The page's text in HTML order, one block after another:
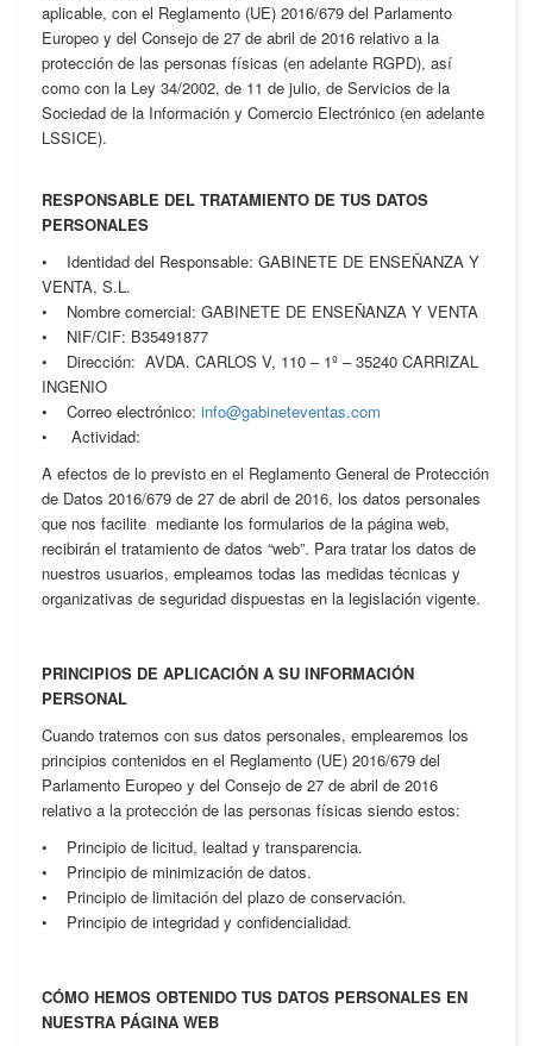
aplicable, con el Reglamento (UE) 2016/679 del Parlamento
Europeo y del Consejo de 27 de abril de 2016 relativo a la
protección de las personas físicas (en adelante RGPD), así
como con la Ley 34/2002, de 11 de julio, de Servicios de la
Sociedad de la Información y Comercio Electrónico (en adelante
LSSICE).
RESPONSABLE DEL TRATAMIENTO DE TUS DATOS
PERSONALES
• Identidad del Responsable: GABINETE DE ENSEÑANZA Y
VENTA, S.L.
• Nombre comercial: GABINETE DE ENSEÑANZA Y VENTA
• NIF/CIF: B35491877
• Dirección: AVDA. CARLOS V, 110 – 1º – 35240 CARRIZAL
INGENIO
• Correo electrónico: info@gabineteventas.com
• Actividad:
A efectos de lo previsto en el Reglamento General de Protección
de Datos 2016/679 de 27 de abril de 2016, los datos personales
que nos facilite mediante los formularios de la página web,
recibirán el tratamiento de datos “web”. Para tratar los datos de
nuestros usuarios, empleamos todas las medidas técnicas y
organizativas de seguridad dispuestas en la legislación vigente.
PRINCIPIOS DE APLICACIÓN A SU INFORMACIÓN
PERSONAL
Cuando tratemos con sus datos personales, emplearemos los
principios contenidos en el Reglamento (UE) 2016/679 del
Parlamento Europeo y del Consejo de 27 de abril de 2016
relativo a la protección de las personas físicas siendo estos:
• Principio de licitud, lealtad y transparencia.
• Principio de minimización de datos.
• Principio de limitación del plazo de conservación.
• Principio de integridad y confidencialidad.
CÓMO HEMOS OBTENIDO TUS DATOS PERSONALES EN
NUESTRA PÁGINA WEB